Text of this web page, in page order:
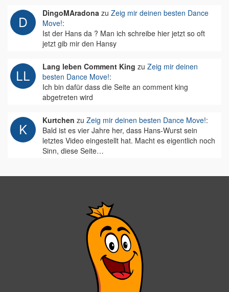
DingoMAradona zu Zeig mir deinen besten Dance
Move!:
Ist der Hans da ? Man ich schreibe hier jetzt so oft
jetzt gib mir den Hansy
Lang leben Comment King zu Zeig mir deinen
besten Dance Move!:
Ich bin dafür dass die Seite an comment king
abgetreten wird
Kurtchen zu Zeig mir deinen besten Dance Move!:
Bald ist es vier Jahre her, dass Hans-Wurst sein
letztes Video eingestellt hat. Macht es eigentlich noch
Sinn, diese Seite…